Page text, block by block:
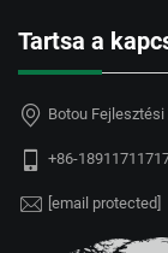
Tartsa a
Botou Fejlesztési
+86-
[email protected]